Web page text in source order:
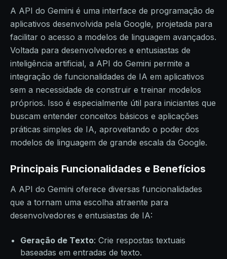
A API do Gemini é uma interface de programação de
aplicativos desenvolvida pela Google, projetada para
facilitar o acesso a modelos de linguagem avançados.
Voltada para desenvolvedores e entusiastas de
inteligência artificial, a API do Gemini permite a
integração de funcionalidades de IA em aplicativos
sem a necessidade de construir e treinar modelos
próprios. Isso é especialmente útil para iniciantes que
buscam entender conceitos básicos e aplicações
práticas simples de IA, aproveitando o poder dos
modelos de linguagem de grande escala da Google.
Principais Funcionalidades e Benefícios
A API do Gemini oferece diversas funcionalidades
que a tornam uma escolha atraente para
desenvolvedores e entusiastas de IA:
Geração de Texto: Crie respostas textuais
baseadas em entradas de texto.